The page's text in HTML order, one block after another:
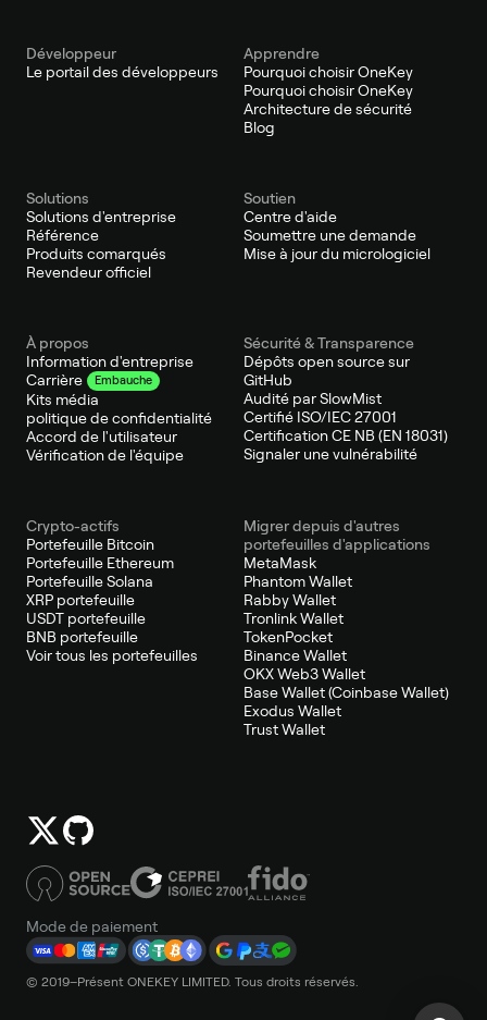
Développeur
Le portail des développeurs
Apprendre
Pourquoi choisir OneKey
Pourquoi choisir OneKey
Architecture de sécurité
Blog
Solutions
Solutions d'entreprise
Référence
Produits comarqués
Revendeur officiel
Soutien
Centre d'aide
Soumettre une demande
Mise à jour du micrologiciel
À propos
Information d'entreprise
Carrière
Embauche
Kits média
politique de confidentialité
Accord de l'utilisateur
Vérification de l'équipe
Sécurité & Transparence
Dépôts open source sur
GitHub
Audité par SlowMist
Certifié ISO/IEC 27001
Certification CE NB (EN 18031)
Signaler une vulnérabilité
Crypto-actifs
Portefeuille Bitcoin
Portefeuille Ethereum
Portefeuille Solana
XRP portefeuille
USDT portefeuille
BNB portefeuille
Voir tous les portefeuilles
Migrer depuis d'autres
portefeuilles d'applications
MetaMask
Phantom Wallet
Rabby Wallet
Tronlink Wallet
TokenPocket
Binance Wallet
OKX Web3 Wallet
Base Wallet (Coinbase Wallet)
Exodus Wallet
Trust Wallet
Mode de paiement
© 2019–Présent ONEKEY LIMITED. Tous droits réservés.